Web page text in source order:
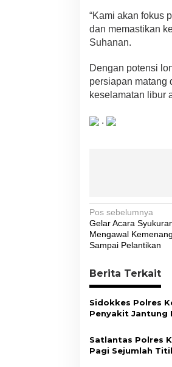
“Kami akan fokus
dan memastikan
Suhanan.
Dengan potensi
persiapan matang
keselamatan libur
.
N
a
v
i
g
a
s
i
p
Pos sebelumnya
Gelar Acara
Mengawal
Sampai Pelantikan
Berita Terkait
Sidokkes Polres
Penyakit Jantung
Sehat
Satlantas Polres
Pagi Sejumlah